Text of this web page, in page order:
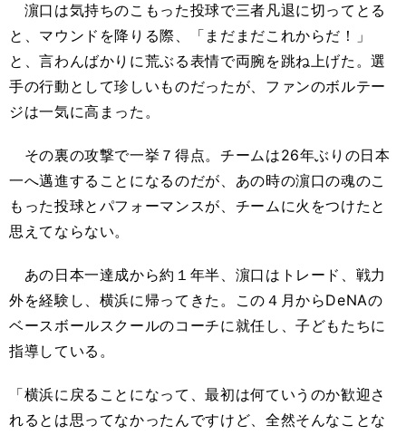
濵口は気持ちのこもった投球で三者凡退に切ってとる
と、マウンドを降りる際、「まだまだこれからだ！」
と、言わんばかりに荒ぶる表情で両腕を跳ね上げた。選
手の行動として珍しいものだったが、ファンのボルテー
ジは一気に高まった。
その裏の攻撃で一挙７得点。チームは26年ぶりの日本
一へ邁進することになるのだが、あの時の濵口の魂のこ
もった投球とパフォーマンスが、チームに火をつけたと
思えてならない。
あの日本一達成から約１年半、濵口はトレード、戦力
外を経験し、横浜に帰ってきた。この４月からDeNAの
ベースボールスクールのコーチに就任し、子どもたちに
指導している。
「横浜に戻ることになって、最初は何ていうのか歓迎さ
れるとは思ってなかったんですけど、全然そんなことな